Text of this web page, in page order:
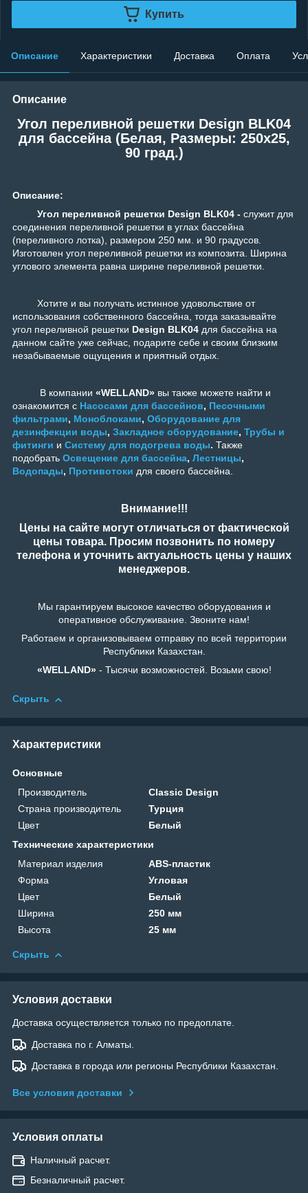
Купить
Описание Характеристики Доставка Оплата
Описание
Угол переливной решетки Design BLK04
для бассейна (Белая, Размеры: 250x25,
90 град.)
Описание:
Угол переливной решетки Design BLK04 - служит для
соединения переливной решетки в углах бассейна
(переливного лотка), размером 250 мм. и 90 градусов.
Изготовлен угол переливной решетки из композита. Ширина
углового элемента равна ширине переливной решетки.
Хотите и вы получать истинное удовольствие от
использования собственного бассейна, тогда заказывайте
угол переливной решетки Design BLK04 для бассейна на
данном сайте уже сейчас, подарите себе и своим близким
незабываемые ощущения и приятный отдых.
В компании «WELLAND» вы также можете найти и
ознакомится с Насосами для бассейнов, Песочными
фильтрами, Моноблоками, Оборудование для
дезинфекции воды, Закладное оборудование, Трубы и
фитинги и Систему для подогрева воды. Также
подобрать Освещение для бассейна, Лестницы,
Водопады, Противотоки для своего бассейна.
Внимание!!!
Цены на сайте могут отличаться от фактической
цены товара. Просим позвонить по номеру
телефона и уточнить актуальность цены у наших
менеджеров.
Мы гарантируем высокое качество оборудования и
оперативное обслуживание. Звоните нам!
Работаем и организовываем отправку по всей территории
Республики Казахстан.
«WELLAND»- Тысячи возможностей. Возьми свою!
Скрыть
Характеристики
Основные
Производитель
Classic Design
Страна производитель
Турция
Цвет
Белый
Технические характеристики
Материал изделия
ABS-пластик
Форма
Угловая
Цвет
Белый
Ширина
250 мм
Высота
25 мм
Скрыть
Условия доставки
Доставка осуществляется только по предоплате.
Доставка по г. Алматы.
Доставка в города или регионы Республики Казахстан.
Все условия доставки
Условия оплаты
Наличный расчет.
Безналичный расчет.